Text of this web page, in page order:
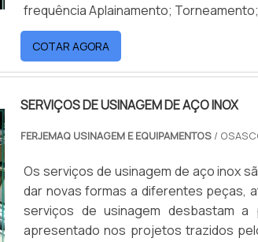
frequência Aplainamento;
COTAR AGORA
SERVIÇOS DE USINAGEM DE AÇO INOX
FERJEMAQ USINAGEM E EQUIPAMENTOS /
Os serviços de usinagem de aço inox
dar novas formas a diferentes peças,
serviços de usinagem desbastam
apresentado nos projetos trazidos